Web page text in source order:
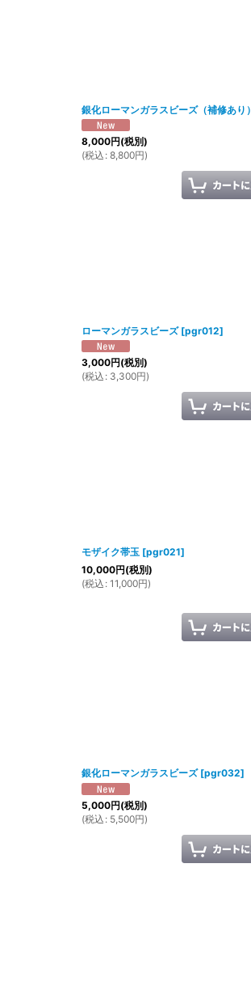
銀化ローマンガラスビーズ（補修あり）
8,000円(税別)
(税込 : 8,800円)
ローマンガラスビーズ [pgr012]
3,000円(税別)
(税込 : 3,300円)
モザイク帯玉 [pgr021]
10,000円(税別)
(税込 : 11,000円)
銀化ローマンガラスビーズ [pgr032]
5,000円(税別)
(税込 : 5,500円)